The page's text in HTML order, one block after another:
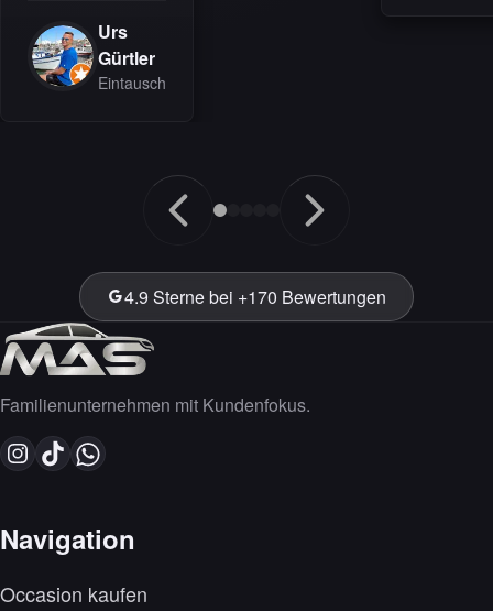
Urs
Gürtler
Eintausch
4.9 Sterne bei +170 Bewertungen
Familienunternehmen mit Kundenfokus.
Navigation
Occasion kaufen